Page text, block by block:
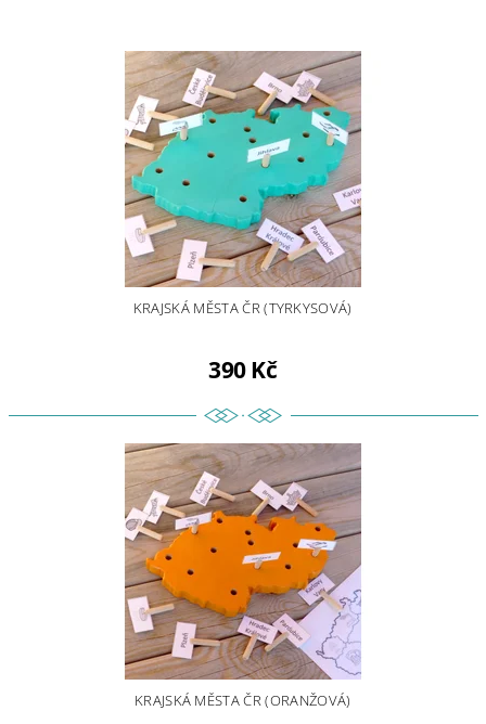
KRAJSKÁ MĚSTA ČR (TYRKYSOVÁ)
390 Kč
KRAJSKÁ MĚSTA ČR (ORANŽOVÁ)